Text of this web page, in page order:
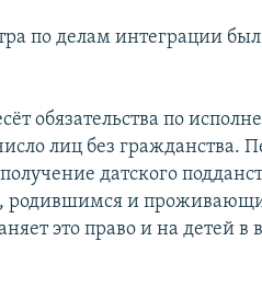
по делам интеграции
обязательства по
лиц без гражданства.
датского
родившимся и
это право и на детей в